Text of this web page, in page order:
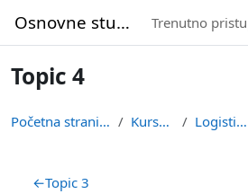
Osnovne studije Trenutno
Topic 4
Početna stranica Kursevi Logistika
Pregled sekcija
←Topic 3